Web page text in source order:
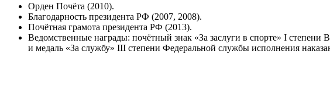
Орден Почёта (2010).
Благодарность президента РФ (2007, 2008).
Почётная грамота президента РФ (2013).
Ведомственные награды: почётный знак «За заслуги в спорте» I степени
и медаль «За службу» III степени Федеральной службы исполнения